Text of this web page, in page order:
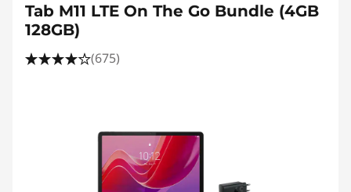
Tab M11 LTE On The Go Bundle (4GB
128GB)
(675)